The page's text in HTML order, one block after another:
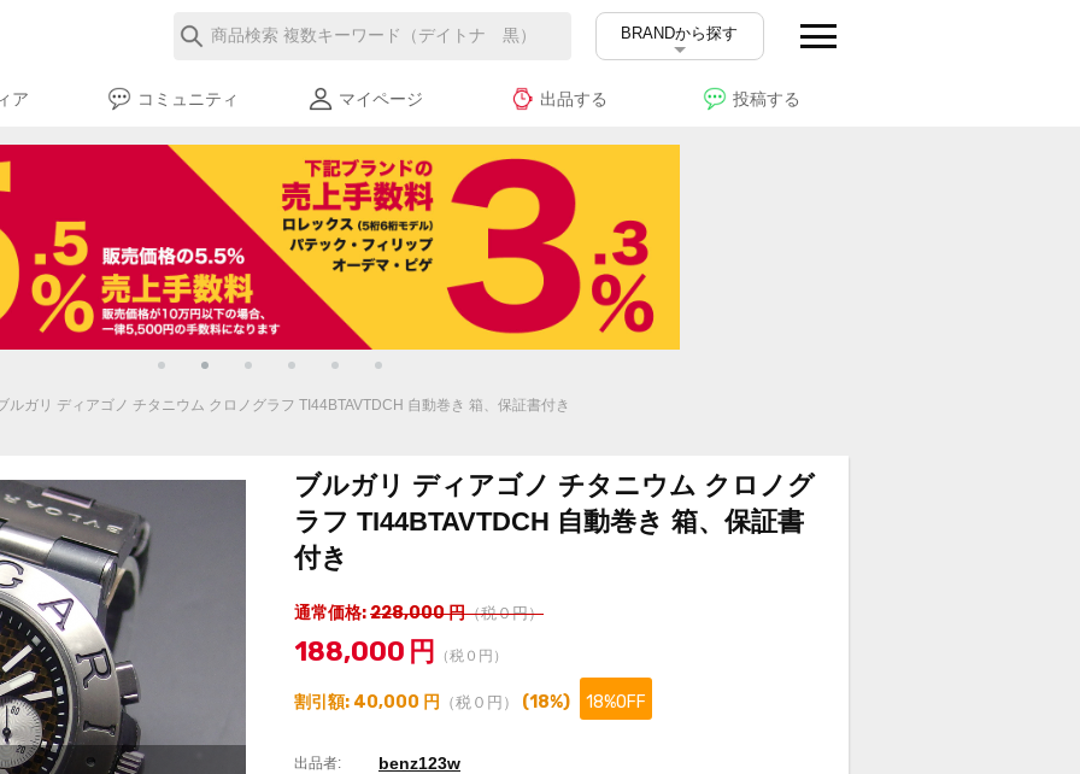
BRANDから探す
ア コミュニティ マイページ 出品する 投稿する
ルガリ ディアゴノ チタニウム クロノグラフ TI44BTAVTDCH 自動巻き 箱、保証書付き
ブルガリ ディアゴノ チタニウム クロノグ
ラフ TI44BTAVTDCH 自動巻き 箱、保証書
付き
通常価格:228,000円（税０円）
188,000 円 （税０円）
割引額: 40,000 円 （税０円） (18%) 18%OFF
出品者: benz123w